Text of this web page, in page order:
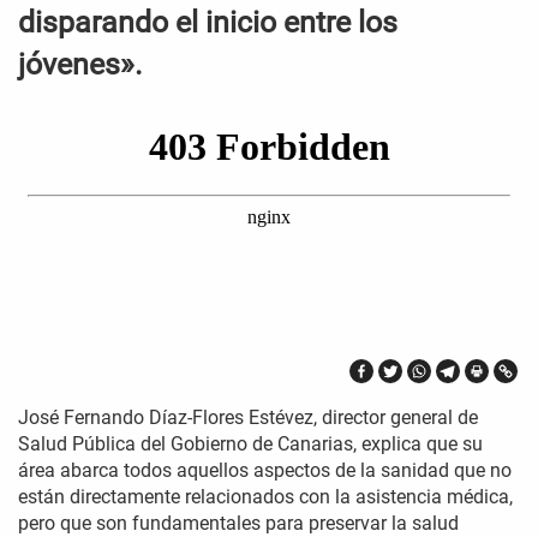
disparando el inicio entre los
jóvenes».
José Fernando Díaz-Flores Estévez, director general de
Salud Pública del Gobierno de Canarias, explica que su
área abarca todos aquellos aspectos de la sanidad que no
están directamente relacionados con la asistencia médica,
pero que son fundamentales para preservar la salud